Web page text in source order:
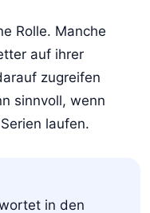
Rolle. Manche
auf ihrer
zugreifen
sinnvoll, wenn
laufen.
in den